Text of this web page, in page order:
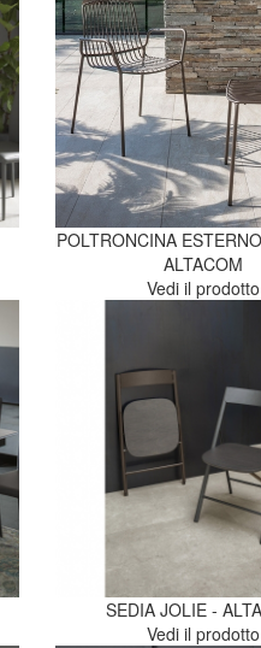
POLTRONCINA
ALTACOM
Vedi il prodotto
SEDIA JOLIE -
Vedi il prodotto